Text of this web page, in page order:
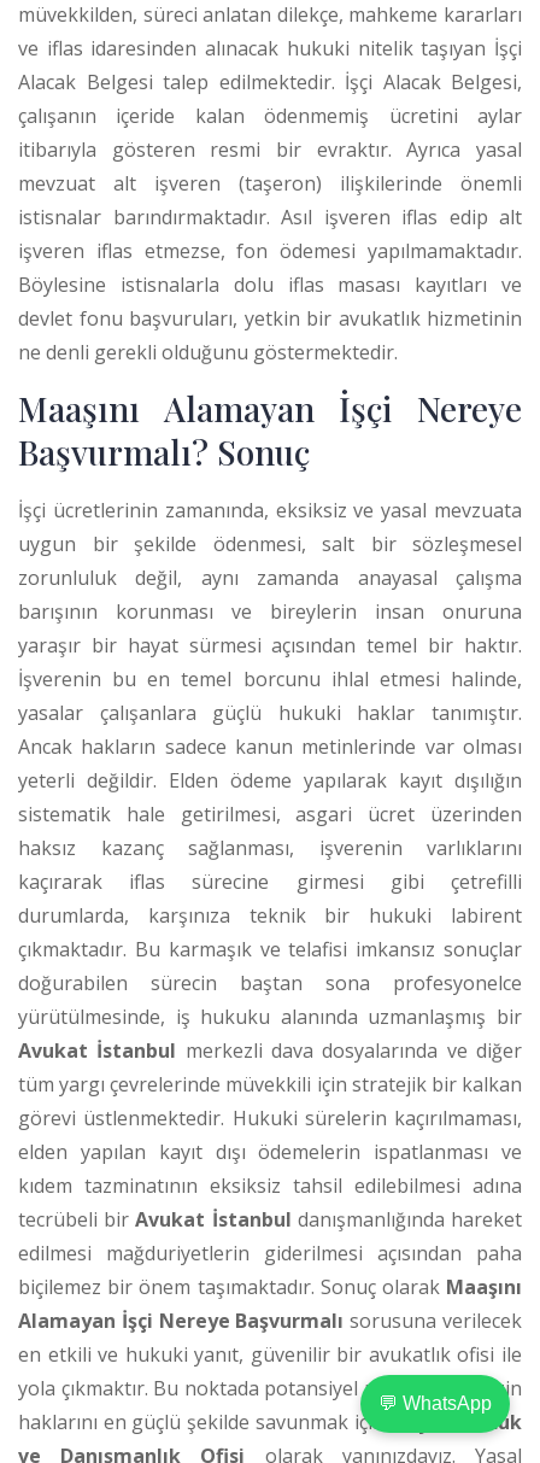
müvekkilden, süreci anlatan dilekçe, mahkeme kararları
ve iflas idaresinden alınacak hukuki nitelik taşıyan İşçi
Alacak Belgesi talep edilmektedir. İşçi Alacak Belgesi,
çalışanın içeride kalan ödenmemiş ücretini aylar
itibarıyla gösteren resmi bir evraktır. Ayrıca yasal
mevzuat alt işveren (taşeron) ilişkilerinde önemli
istisnalar barındırmaktadır. Asıl işveren iflas edip alt
işveren iflas etmezse, fon ödemesi yapılmamaktadır.
Böylesine istisnalarla dolu iflas masası kayıtları ve
devlet fonu başvuruları, yetkin bir avukatlık hizmetinin
ne denli gerekli olduğunu göstermektedir.
Maaşını Alamayan İşçi Nereye
Başvurmalı? Sonuç
İşçi ücretlerinin zamanında, eksiksiz ve yasal mevzuata
uygun bir şekilde ödenmesi, salt bir sözleşmesel
zorunluluk değil, aynı zamanda anayasal çalışma
barışının korunması ve bireylerin insan onuruna
yaraşır bir hayat sürmesi açısından temel bir haktır.
İşverenin bu en temel borcunu ihlal etmesi halinde,
yasalar çalışanlara güçlü hukuki haklar tanımıştır.
Ancak hakların sadece kanun metinlerinde var olması
yeterli değildir. Elden ödeme yapılarak kayıt dışılığın
sistematik hale getirilmesi, asgari ücret üzerinden
haksız kazanç sağlanması, işverenin varlıklarını
kaçırarak iflas sürecine girmesi gibi çetrefilli
durumlarda, karşınıza teknik bir hukuki labirent
çıkmaktadır. Bu karmaşık ve telafisi imkansız sonuçlar
doğurabilen sürecin baştan sona profesyonelce
yürütülmesinde, iş hukuku alanında uzmanlaşmış bir
Avukat İstanbul merkezli dava dosyalarında ve diğer
tüm yargı çevrelerinde müvekkili için stratejik bir kalkan
görevi üstlenmektedir. Hukuki sürelerin kaçırılmaması,
elden yapılan kayıt dışı ödemelerin ispatlanması ve
kıdem tazminatının eksiksiz tahsil edilebilmesi adına
tecrübeli birAvukat İstanbul danışmanlığında hareket
edilmesi mağduriyetlerin giderilmesi açısından paha
biçilemez bir önem taşımaktadır. Sonuç olarak Maaşını
Alamayan İşçi Nereye Başvurmalı sorusuna verilecek
en etkili ve hukuki yanıt, güvenilir bir avukatlık ofisi ile
yola çıkmaktır. Bu noktada potansiyel müvekkillerimizin
haklarını en güçlü şekilde savunmak için
Vizyon Hukuk
ve Danışmanlık Ofisi olarak yanınızdayız. Yasal
💬 WhatsApp